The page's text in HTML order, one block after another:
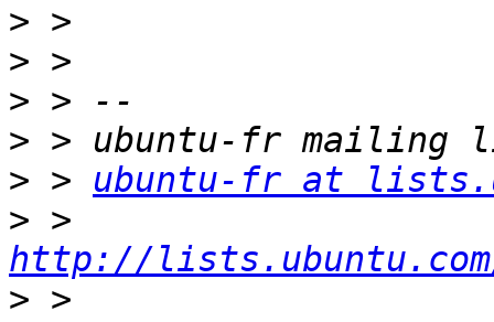
>
>
>
>
> > ubuntu-fr at
>
http://
>